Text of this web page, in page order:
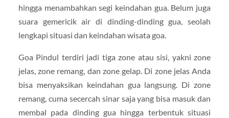
hingga menambahkan segi keindahan gua. Belum juga
suara gemericik air di dinding-dinding gua, seolah
lengkapi situasi dan keindahan wisata goa.
Goa Pindul terdiri jadi tiga zone atau sisi, yakni zone
jelas, zone remang, dan zone gelap. Di zone jelas Anda
bisa menyaksikan keindahan gua langsung. Di zone
remang, cuma secercah sinar saja yang bisa masuk dan
membal pada dinding gua hingga terbentuk situasi